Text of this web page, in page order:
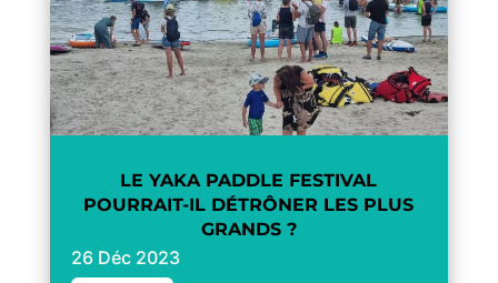
LE YAKA PADDLE FESTIVAL
POURRAIT-IL DÉTRÔNER LES PLUS
GRANDS ?
26 Déc 2023